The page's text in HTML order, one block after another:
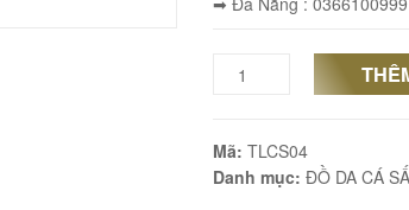
Thắt
nam
Mã: TLCS04
Danh mục: ĐỒ DA CÁ